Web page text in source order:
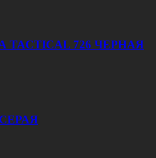
726 ЧЕРНАЯ